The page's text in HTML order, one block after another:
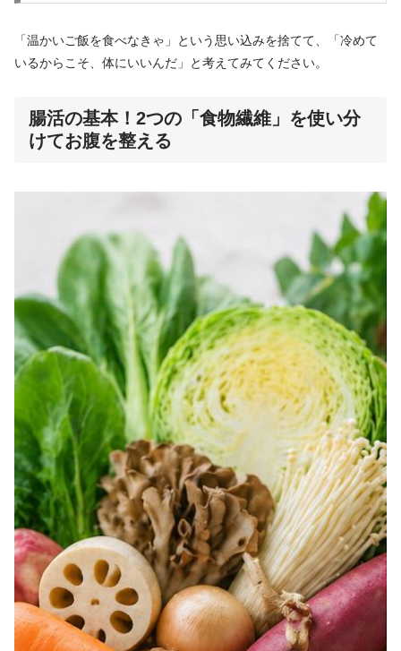
「温かいご飯を食べなきゃ」という思い込みを捨てて、「冷めて
いるからこそ、体にいいんだ」と考えてみてください。
腸活の基本！2つの「食物繊維」を使い分
けてお腹を整える